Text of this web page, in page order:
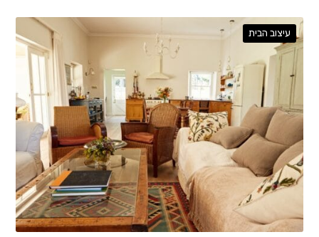
עיצוב הבית